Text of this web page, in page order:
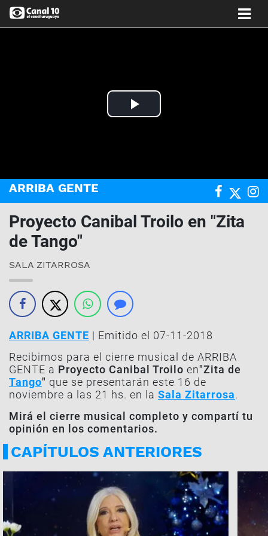
Play
ARRIBA GENTE
Proyecto Canibal Troilo en "Zita
de Tango"
SALA ZITARROSA
ARRIBA GENTE | Emitido el 07-11-2018
Recibimos para el cierre musical de ARRIBA
GENTE a Proyecto Canibal Troilo en"Zita de
Tango" que se presentarán este 16 de
noviembre a las 21 hs. en la Sala Zitarrosa.
Mirá el cierre musical completo y compartí tu
opinión en los comentarios.
CAPÍTULOS ANTERIORES